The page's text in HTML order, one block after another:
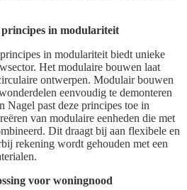
in modulariteit
in modulariteit biedt unieke
Het modulaire bouwen laat
ontwerpen. Modulair bouwen
eenvoudig te demonteren
Nagel past deze principes toe in
van modulaire eenheden die met
Dit draagt bij aan flexibele en
rekening wordt gehouden met een
voor woningnood